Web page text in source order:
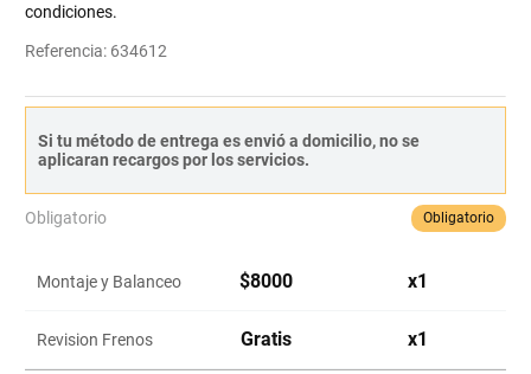
condiciones.
Referencia: 634612
Si tu método de entrega es envió a domicilio, no se
aplicaran recargos por los servicios.
Obligatorio Obligatorio
Montaje y Balanceo $8000 x1
Revision Frenos Gratis x1